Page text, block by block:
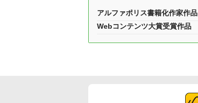
アルファポリス書籍化作家作品
Webコンテンツ大賞受賞作品